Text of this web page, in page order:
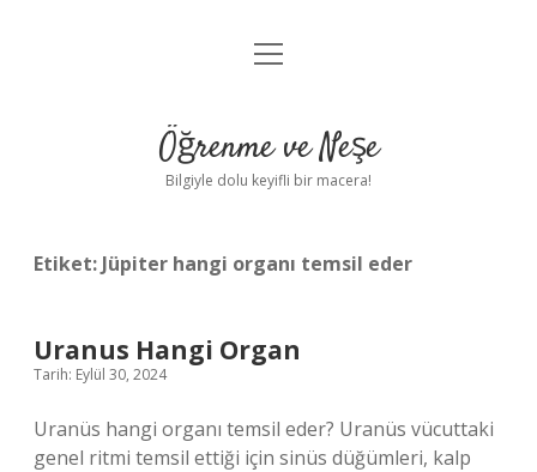
Anasayfa
Yasal Uyarı
menüyü
Öğrenme ve Neşe
Bilgiyle dolu keyifli bir macera!
Etiket: Jüpiter hangi organı temsil eder
Uranus Hangi Organ
Tarih: Eylül 30, 2024
Uranüs hangi organı temsil eder? Uranüs vücuttaki
genel ritmi temsil ettiği için sinüs düğümleri, kalp